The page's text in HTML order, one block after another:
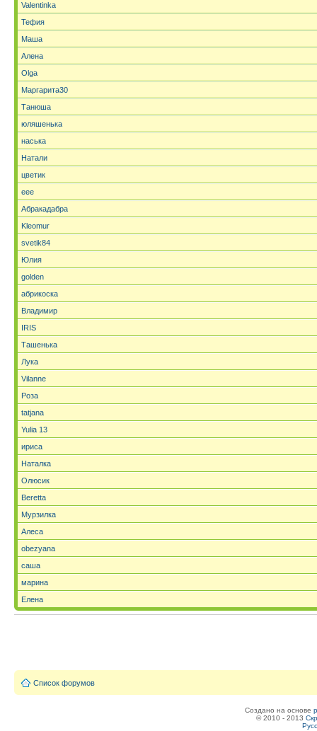
Valentinka
Тефия
Маша
Алена
Olga
Маргарита30
Танюша
юляшенька
наська
Натали
цветик
eee
Абракадабра
Kleomur
svetik84
Юлия
golden
абрикоска
Владимир
IRIS
Ташенька
Лука
Vilanne
Роза
tatjana
Yulia 13
ириса
Наталка
Олюсик
Beretta
Мурзилка
Алеса
obezyana
саша
марина
Елена
Список форумов
Создано на основе
© 2010 - 2013